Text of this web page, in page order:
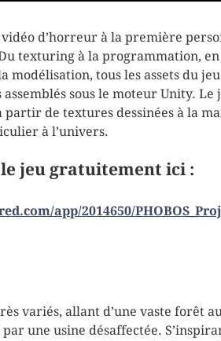
d’horreur à la première
texturing à la programmation, en
modélisation, tous les assets du
sous le moteur Unity. Le
partir de textures dessinées à la
à l’univers.
jeu gratuitement ici :
app/2014650/
variés, allant d’une vaste forêt
une usine désaffectée.